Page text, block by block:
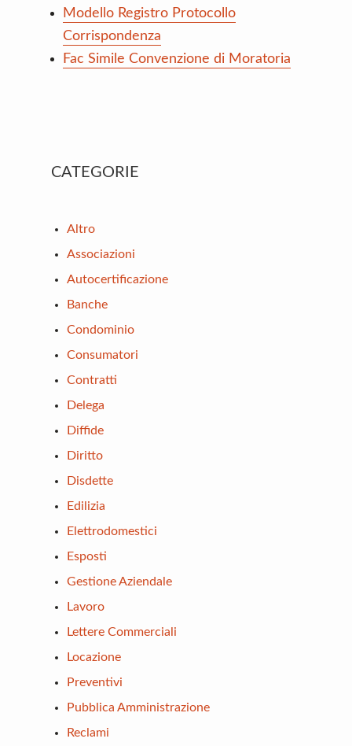
Modello Registro Protocollo
Corrispondenza
Fac Simile Convenzione di Moratoria
Primary
CATEGORIE
Altro
Associazioni
Autocertificazione
Banche
Condominio
Consumatori
Contratti
Delega
Diffide
Diritto
Disdette
Edilizia
Elettrodomestici
Esposti
Gestione Aziendale
Lavoro
Lettere Commerciali
Locazione
Preventivi
Pubblica Amministrazione
Reclami